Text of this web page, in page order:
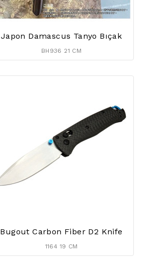
Japon Damascus Tanyo Bıçak
BH936 21 CM
Bugout Carbon Fiber D2 Knife
1164 19 CM